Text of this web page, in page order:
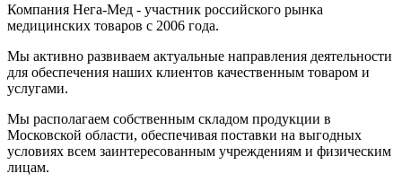
Компания Нега-Мед - участник российского рынка
медицинских товаров с 2006 года.
Мы активно развиваем актуальные направления деятельности
для обеспечения наших клиентов качественным товаром и
услугами.
Мы располагаем собственным складом продукции в
Московской области, обеспечивая поставки на выгодных
условиях всем заинтересованным учреждениям и физическим
лицам.